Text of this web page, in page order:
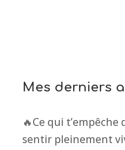
Mes derniers
🔥Ce qui t’empêche
sentir pleinement